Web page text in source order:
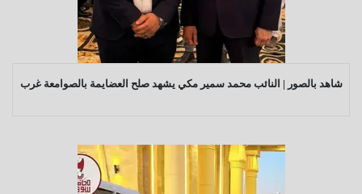
شاهد بالصور | النائب محمد سمير مكي يشهد صلح العضايمة بالصوامعة غرب